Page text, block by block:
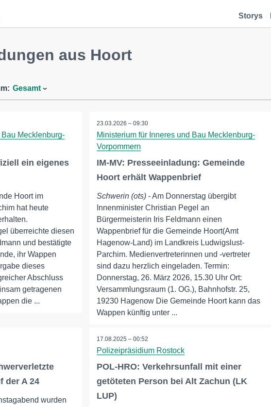
Storys
aus Hoort
Gesamt
Mecklenburg-
ein eigenes
Hoort im
hat heute
überreichte diesen
und bestätigte
ihr Wappen
dieses
Abschluss
getragenen
die ...
23.03.2026 – 09:30
Ministerium für Inneres und Bau Mecklenburg-
Vorpommern
IM-MV: Presseeinladung: Gemeinde
Hoort erhält Wappenbrief
Schwerin (ots)- Am Donnerstag übergibt
Innenminister Christian Pegel an
Bürgermeisterin Iris Feldmann einen
Wappenbrief für die Gemeinde Hoort(Amt
Hagenow-Land) im Landkreis Ludwigslust-
Parchim. Medienvertreterinnen und -vertreter
sind dazu herzlich eingeladen. Termin:
Donnerstag, 26. März 2026, 15.30 Uhr Ort:
Versammlungsraum (1. OG.), Bahnhofstr. 25,
19230 Hagenow Die Gemeinde Hoort kann das
Wappen künftig unter ...
der A 24
wurden
17.08.2025 – 00:52
Polizeipräsidium Rostock
POL-HRO: Verkehrsunfall mit einer
getöteten Person bei Alt Zachun (LK
LUP)